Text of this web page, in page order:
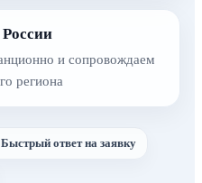
и сопровождаем
региона
Быстрый ответ на заявку